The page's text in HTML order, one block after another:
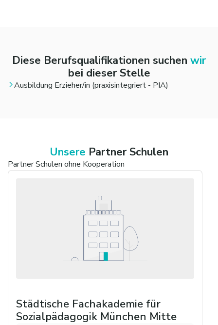
Diese Berufsqualifikationen suchen wir
bei dieser Stelle
Ausbildung Erzieher/in (praxisintegriert - PIA)
Unsere Partner Schulen
Partner Schulen ohne Kooperation
Städtische Fachakademie für
Sozialpädagogik München Mitte